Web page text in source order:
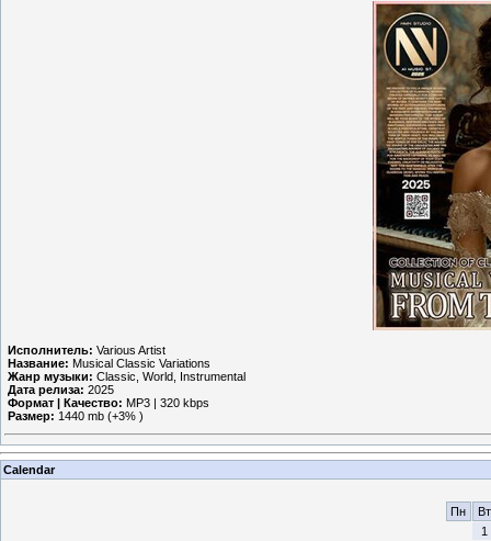
Исполнитель: Various Artist
Название: Musical Classic Variations
Жанр музыки: Classic, World, Instrumental
Дата релиза: 2025
Формат | Качество: MP3 | 320 kbps
Размер: 1440 mb (+3% )
Calendar
Пн
Вт
1